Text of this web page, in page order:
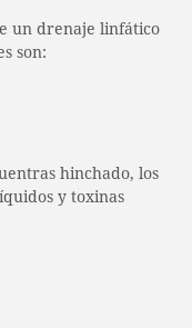
un drenaje linfático
son:
hinchado, los
y toxinas